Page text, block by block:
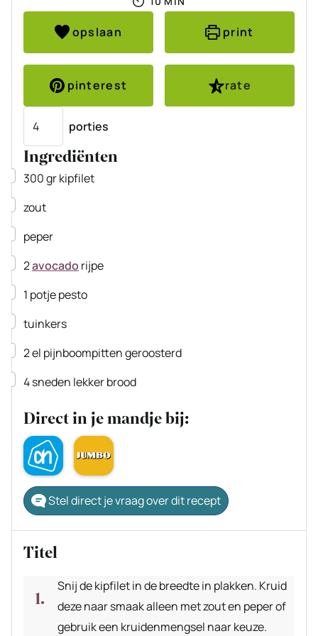
opslaan print
pinterest
rate
porties
Ingrediënten
▢
300grkipfilet
▢
zout
▢
peper
▢
2avocado rijpe
▢
1 potjepesto
▢
tuinkers
▢
2el pijnboompittengeroosterd
▢
4sneden lekker brood
Direct in je mandje bij:
Stel direct je vraag over dit recept
Titel
Snij de kipfilet in de breedte in plakken. Kruid
deze naar smaak alleen met zout en peper of
gebruik een kruidenmengsel naar keuze.